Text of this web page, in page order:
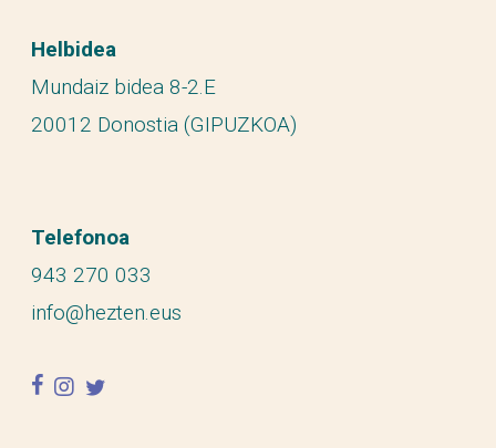
Helbidea
Mundaiz bidea 8-2.E
20012 Donostia (GIPUZKOA)
Telefonoa
943 270 033
info@hezten.eus
facebook
instagram
twitter